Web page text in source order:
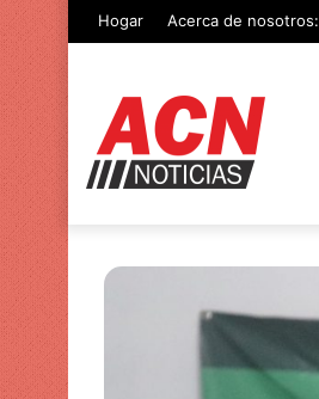
Hogar Acerca de nosotros: